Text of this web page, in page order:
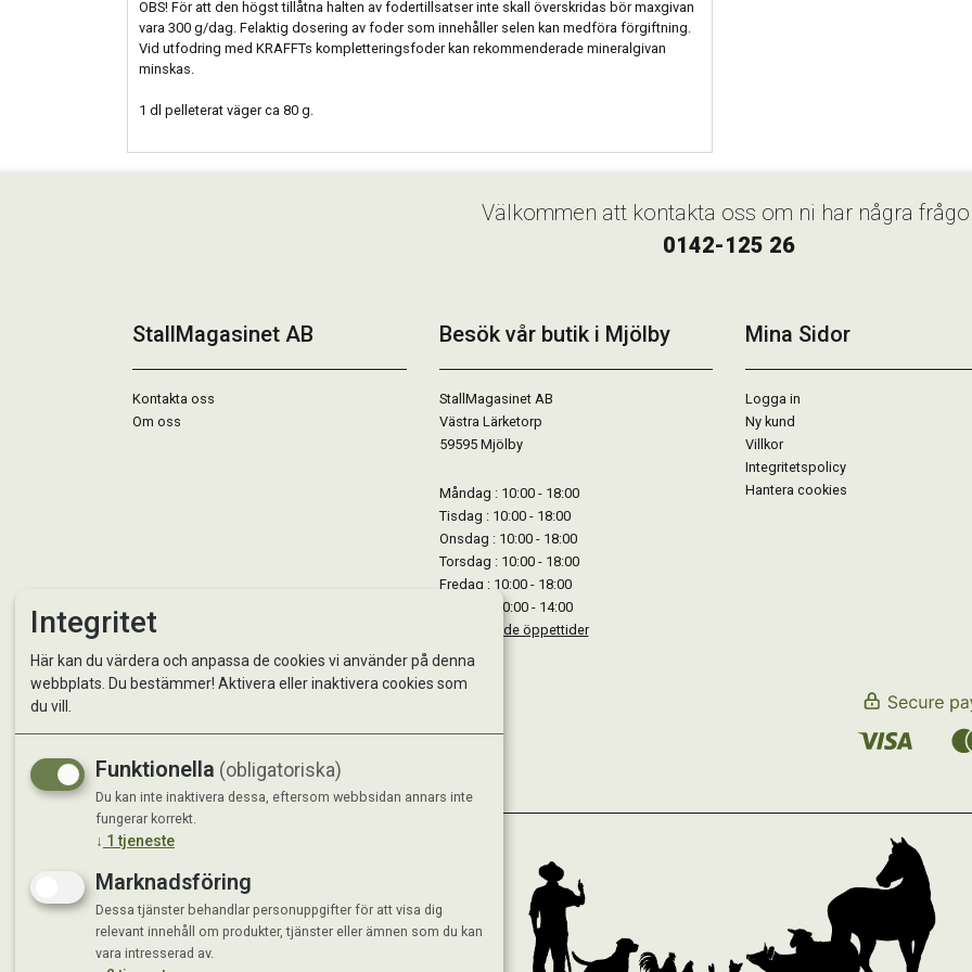
OBS! För att den högst tillåtna halten av fodertillsatser inte skall överskridas bör maxgivan
vara 300 g/dag. Felaktig dosering av foder som innehåller selen kan medföra förgiftning.
Vid utfodring med KRAFFTs kompletteringsfoder kan rekommenderade mineralgivan
minskas.
1 dl pelleterat väger ca 80 g.
Välkommen att kontakta oss om ni har några
0142-125 26
StallMagasinet AB
Kontakta oss
Om oss
Besök vår butik i Mjölby
StallMagasinet AB
Västra Lärketorp
59595 Mjölby
Måndag : 10:00 - 18:00
Tisdag : 10:00 - 18:00
Onsdag : 10:00 - 18:00
Torsdag : 10:00 - 18:00
Fredag : 10:00 - 18:00
Lördag : 10:00 - 14:00
Se avvikande öppettider
Mina Sidor
Logga in
Ny kund
Villkor
Integritetspolicy
Hantera cookies
Integritet
Här kan du värdera och anpassa de cookies vi använder på denna
webbplats. Du bestämmer! Aktivera eller inaktivera cookies som
du vill.
Funktionella (obligatoriska)
Du kan inte inaktivera dessa, eftersom webbsidan annars inte
fungerar korrekt.
↓ 1 tjeneste
Marknadsföring
Dessa tjänster behandlar personuppgifter för att visa dig
relevant innehåll om produkter, tjänster eller ämnen som du kan
vara intresserad av.